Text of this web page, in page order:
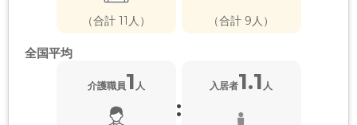
（合計 11人） （合計 9人）
全国平均
介護職員1 人
:
入居者1.1 人